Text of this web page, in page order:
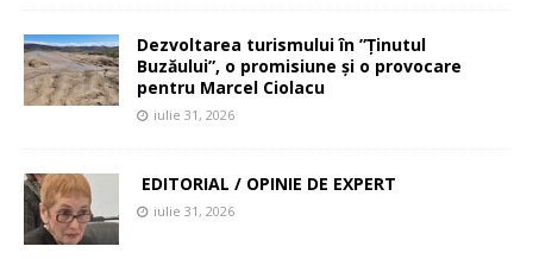
Dezvoltarea turismului în ”Ținutul
Buzăului”, o promisiune și o provocare
pentru Marcel Ciolacu
iulie 31, 2026
EDITORIAL / OPINIE DE EXPERT
iulie 31, 2026